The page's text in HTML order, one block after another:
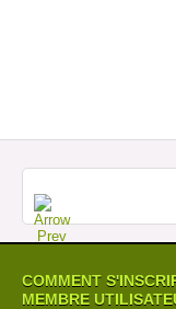
COMMENT
MEMBRE